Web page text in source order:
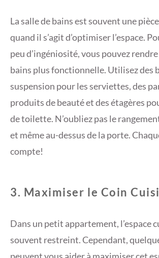
La salle de bains est souvent une
quand il s’agit d’optimiser l’espace.
peu d’ingéniosité, vous pouvez
bains plus fonctionnelle. Utilisez des
suspension pour les serviettes, des
produits de beauté et des étagères
de toilette. N’oubliez pas le
et même au-dessus de la porte.
compte!
3. Maximiser le Coin
Dans un petit appartement, l’espace
souvent restreint. Cependant,